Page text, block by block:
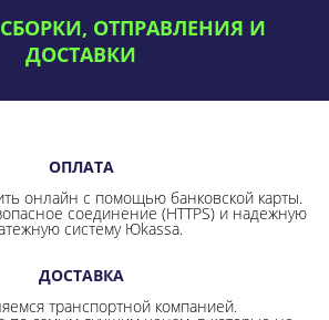
ОТПРАВЛЕНИЯ И
ДОСТАВКИ
ОПЛАТА
онлайн с помощью банковской карты.
соединение (HTTPS) и надежную
систему Юkassa.
ДОСТАВКА
транспортной компанией.